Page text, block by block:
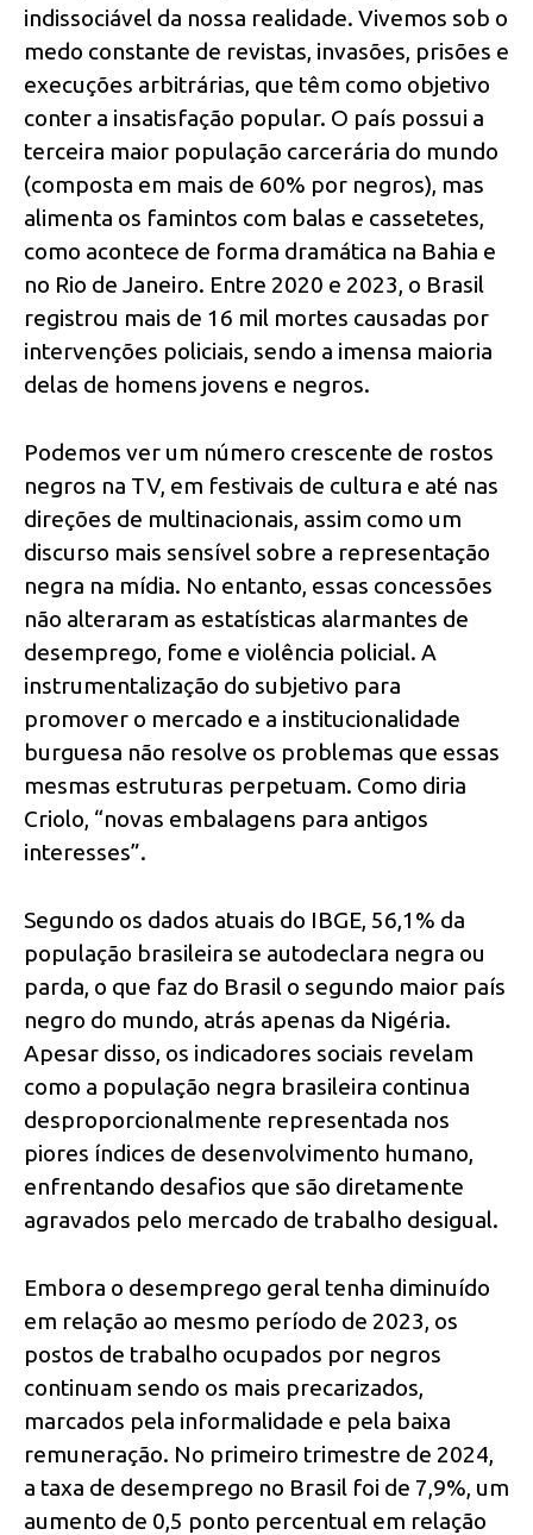
indissociável da nossa realidade. Vivemos sob o
medo constante de revistas, invasões, prisões e
execuções arbitrárias, que têm como objetivo
conter a insatisfação popular. O país possui a
terceira maior população carcerária do mundo
(composta em mais de 60% por negros), mas
alimenta os famintos com balas e cassetetes,
como acontece de forma dramática na Bahia e
no Rio de Janeiro. Entre 2020 e 2023, o Brasil
registrou mais de 16 mil mortes causadas por
intervenções policiais, sendo a imensa maioria
delas de homens jovens e negros.
Podemos ver um número crescente de rostos
negros na TV, em festivais de cultura e até nas
direções de multinacionais, assim como um
discurso mais sensível sobre a representação
negra na mídia. No entanto, essas concessões
não alteraram as estatísticas alarmantes de
desemprego, fome e violência policial. A
instrumentalização do subjetivo para
promover o mercado e a institucionalidade
burguesa não resolve os problemas que essas
mesmas estruturas perpetuam. Como diria
Criolo, “novas embalagens para antigos
interesses”.
Segundo os dados atuais do IBGE, 56,1% da
população brasileira se autodeclara negra ou
parda, o que faz do Brasil o segundo maior país
negro do mundo, atrás apenas da Nigéria.
Apesar disso, os indicadores sociais revelam
como a população negra brasileira continua
desproporcionalmente representada nos
piores índices de desenvolvimento humano,
enfrentando desafios que são diretamente
agravados pelo mercado de trabalho desigual.
Embora o desemprego geral tenha diminuído
em relação ao mesmo período de 2023, os
postos de trabalho ocupados por negros
continuam sendo os mais precarizados,
marcados pela informalidade e pela baixa
remuneração. No primeiro trimestre de 2024,
a taxa de desemprego no Brasil foi de 7,9%, um
aumento de 0,5 ponto percentual em relação